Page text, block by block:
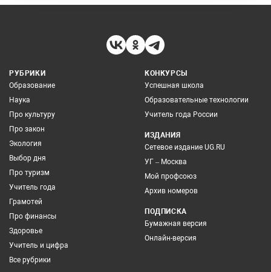
РУБРИКИ
Образование
Наука
Про культуру
Про закон
Экология
Выбор дня
Про туризм
Учитель года
Грамотей
Про финансы
Здоровье
Учитель и цифра
Все рубрики
КОНКУРСЫ
Успешная школа
Образовательные технологии
Учитель года России
ИЗДАНИЯ
Сетевое издание UG.RU
УГ – Москва
Мой профсоюз
Архив номеров
ПОДПИСКА
Бумажная версия
Онлайн-версия